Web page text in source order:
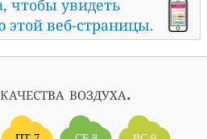
чтобы увидеть
веб-страницы.
качества воздуха.